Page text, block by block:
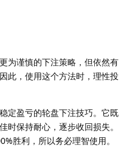
为谨慎的下注策略，但依然有
此，使用这个方法时，理性投
定盈亏的轮盘下注技巧。它既
时保持耐心，逐步收回损失。
胜利，所以务必理智使用。